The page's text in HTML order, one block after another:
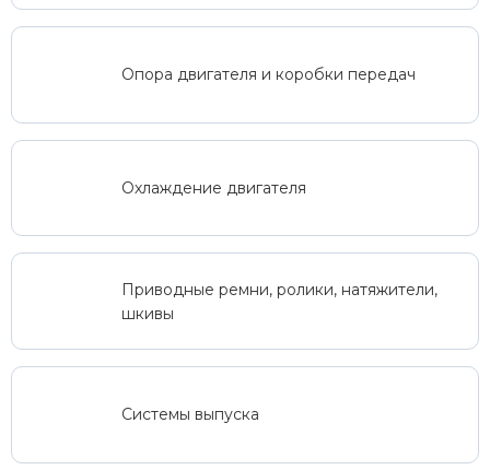
Опора двигателя и коробки передач
Охлаждение двигателя
Приводные ремни, ролики, натяжители,
шкивы
Системы выпуска